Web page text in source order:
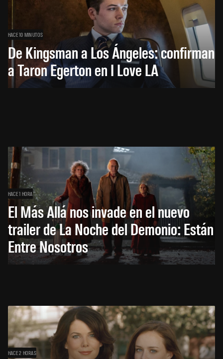
HACE 10 MINUTOS
De Kingsman a Los Ángeles: confirman
a Taron Egerton en I Love LA
HACE 1 HORA
El Más Allá nos invade en el nuevo
trailer de La Noche del Demonio: Están
Entre Nosotros
HACE 2 HORAS